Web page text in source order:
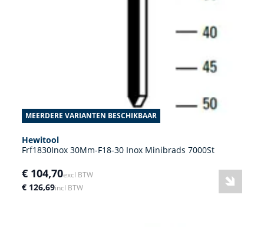
MEERDERE VARIANTEN BESCHIKBAAR
Hewitool
Frf1830Inox 30Mm-F18-30 Inox Minibrads 7000St
€ 104,70excl BTW
€ 126,69incl BTW